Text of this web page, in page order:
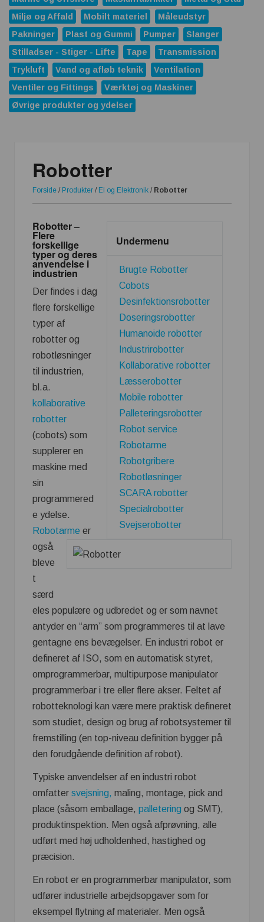
Miljø og Affald
Mobilt materiel
Måleudstyr
Pakninger
Plast og Gummi Pumper
Slanger
Stilladser - Stiger - Lifte
Tape
Transmission
Trykluft
Vand og afløb teknik
Ventilation
Ventiler og Fittings
Værktøj og Maskiner
Øvrige produkter og ydelser
Robotter
Forside / Produkter / El og Elektronik / Robotter
Undermenu
Brugte Robotter
Cobots
Desinfektionsrobotter
Doseringsrobotter
Humanoide robotter
Industrirobotter
Kollaborative robotter
Læsserobotter
Mobile robotter
Palleteringsrobotter
Robot service
Robotarme
Robotgribere
Robotløsninger
SCARA robotter
Specialrobotter
Svejserobotter
Robotter –
Flere
forskellige
typer og deres
anvendelse i
industrien
Der findes i dag
flere forskellige
typer af
robotter og
robotløsninger
til industrien,
bl.a.
kollaborative
robotter
(cobots) som
supplerer en
maskine med
sin
programmered
e ydelse.
Robotarme er
også
bleve
t
særd
eles populære og udbredet og er som navnet
antyder en “arm” som programmeres til at lave
gentagne ens bevægelser. En industri robot er
defineret af ISO, som en automatisk styret,
omprogrammerbar, multipurpose manipulator
programmerbar i tre eller flere akser. Feltet af
robotteknologi kan være mere praktisk defineret
som studiet, design og brug af robotsystemer til
fremstilling (en top-niveau definition bygger på
den forudgående definition af robot).
Typiske anvendelser af en industri robot
omfatter svejsning, maling, montage, pick and
place (såsom emballage, palletering og SMT),
produktinspektion. Men også afprøvning, alle
udført med høj udholdenhed, hastighed og
præcision.
En robot er en programmerbar manipulator, som
udfører industrielle arbejdsopgaver som for
eksempel flytning af materialer. Men også